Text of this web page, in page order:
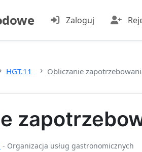
Zaloguj
HGT.11 Obliczanie
- Organizacja usług gastronomicznych